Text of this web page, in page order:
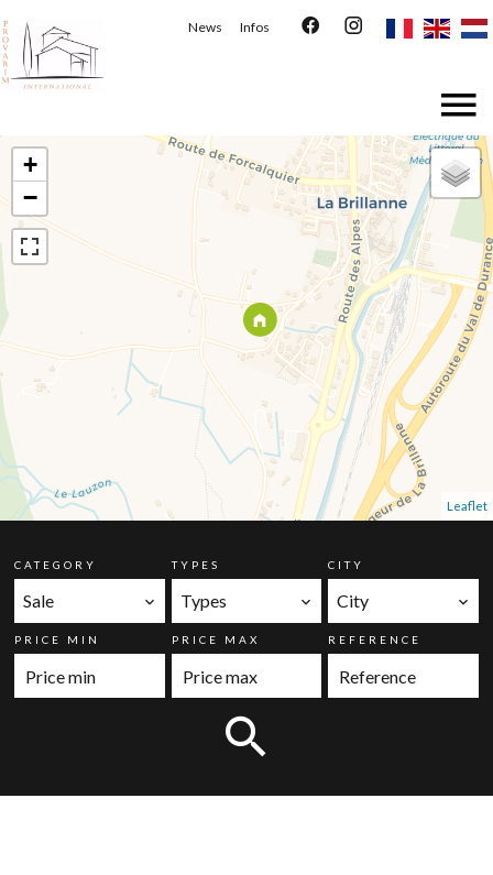
News Infos
+
−
Leaflet
CATEGORY
Sale
TYPES
Types
CITY
City
PRICE MIN PRICE MAX REFERENCE